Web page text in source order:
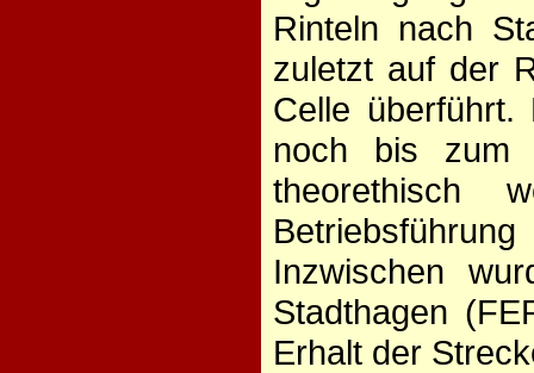
Rinteln nach
zuletzt auf der
Celle
noch bis zum
theorethisch
Inzwischen
Stadthagen
Erhalt der